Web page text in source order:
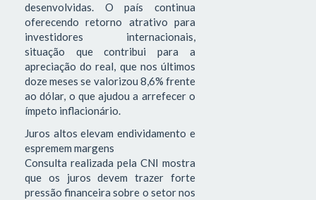
desenvolvidas. O país continua
oferecendo retorno atrativo para
investidores internacionais,
situação que contribui para a
apreciação do real, que nos últimos
doze meses se valorizou 8,6% frente
ao dólar, o que ajudou a arrefecer o
ímpeto inflacionário.
Juros altos elevam endividamento e
espremem margens
Consulta realizada pela CNI mostra
que os juros devem trazer forte
pressão financeira sobre o setor nos